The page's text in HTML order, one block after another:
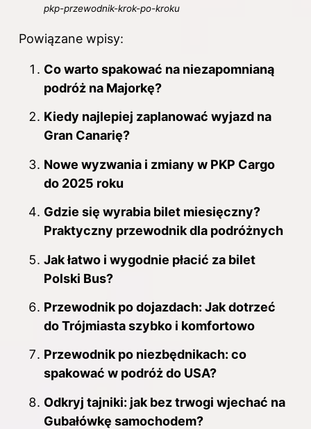
pkp-przewodnik-krok-po-kroku
Powiązane wpisy:
Co warto spakować na niezapomnianą
podróż na Majorkę?
Kiedy najlepiej zaplanować wyjazd na
Gran Canarię?
Nowe wyzwania i zmiany w PKP Cargo
do 2025 roku
Gdzie się wyrabia bilet miesięczny?
Praktyczny przewodnik dla podróżnych
Jak łatwo i wygodnie płacić za bilet
Polski Bus?
Przewodnik po dojazdach: Jak dotrzeć
do Trójmiasta szybko i komfortowo
Przewodnik po niezbędnikach: co
spakować w podróż do USA?
Odkryj tajniki: jak bez trwogi wjechać na
Gubałówkę samochodem?